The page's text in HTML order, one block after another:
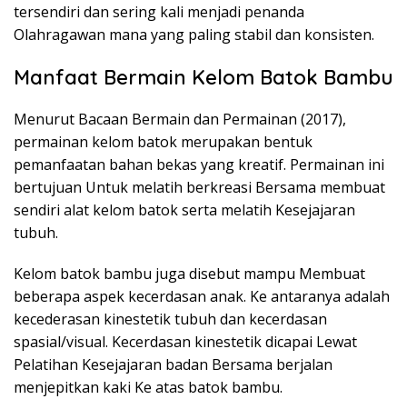
tersendiri dan sering kali menjadi penanda
Olahragawan mana yang paling stabil dan konsisten.
Manfaat Bermain Kelom Batok Bambu
Menurut Bacaan Bermain dan Permainan (2017),
permainan kelom batok merupakan bentuk
pemanfaatan bahan bekas yang kreatif. Permainan ini
bertujuan Untuk melatih berkreasi Bersama membuat
sendiri alat kelom batok serta melatih Kesejajaran
tubuh.
Kelom batok bambu juga disebut mampu Membuat
beberapa aspek kecerdasan anak. Ke antaranya adalah
kecederasan kinestetik tubuh dan kecerdasan
spasial/visual. Kecerdasan kinestetik dicapai Lewat
Pelatihan Kesejajaran badan Bersama berjalan
menjepitkan kaki Ke atas batok bambu.